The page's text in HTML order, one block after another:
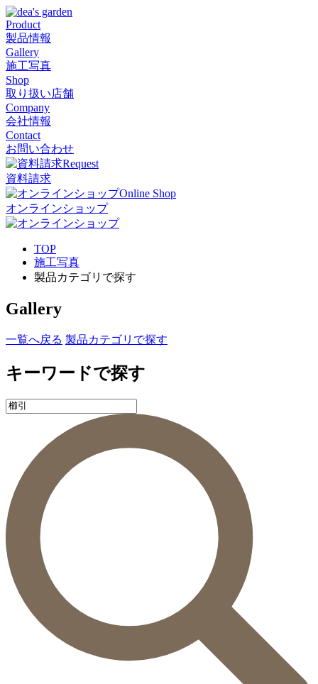
Product
製品情報
Gallery
施工写真
Shop
取り扱い店舗
Company
会社情報
Contact
お問い合わせ
Request
資料請求
Online Shop
オンラインショップ
TOP
施工写真
製品カテゴリで探す
Gallery
一覧へ戻る 製品カテゴリで探す
キーワードで探す